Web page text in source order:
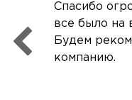
Спасибо
все было на
Будем
компанию.